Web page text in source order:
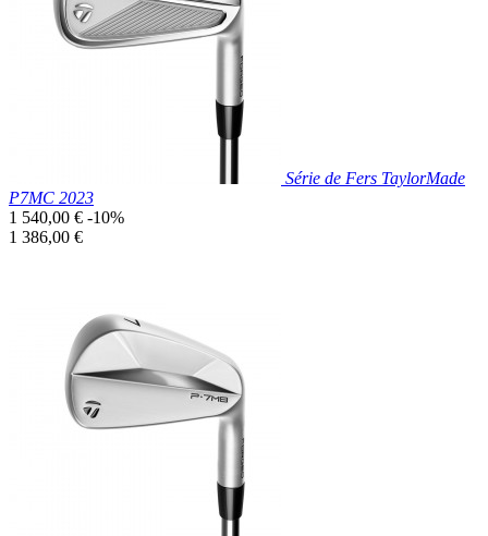
Série de Fers TaylorMade
P7MC 2023
Prix
de
1 540,00 € -10%
Prix
1 386,00 €
Prix réduit
Aperçu rapide